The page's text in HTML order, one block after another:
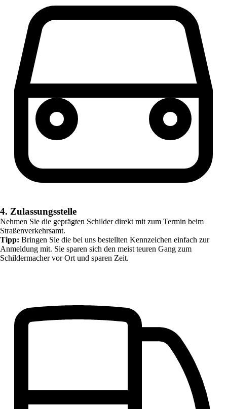
4. Zulassungsstelle
Nehmen Sie die geprägten Schilder direkt mit zum Termin beim
Straßenverkehrsamt.
Tipp: Bringen Sie die bei uns bestellten Kennzeichen einfach zur
Anmeldung mit. Sie sparen sich den meist teuren Gang zum
Schildermacher vor Ort und sparen Zeit.